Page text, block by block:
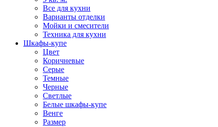
Все для кухни
Варианты отделки
Мойки и смесители
Техника для кухни
Шкафы-купе
Цвет
Коричневые
Серые
Темные
Черные
Светлые
Белые шкафы-купе
Венге
Размер